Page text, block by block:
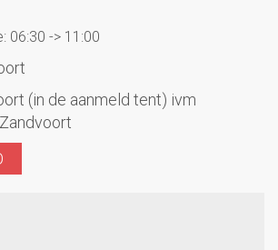
06:30 -> 11:00
(in de aanmeld tent) ivm